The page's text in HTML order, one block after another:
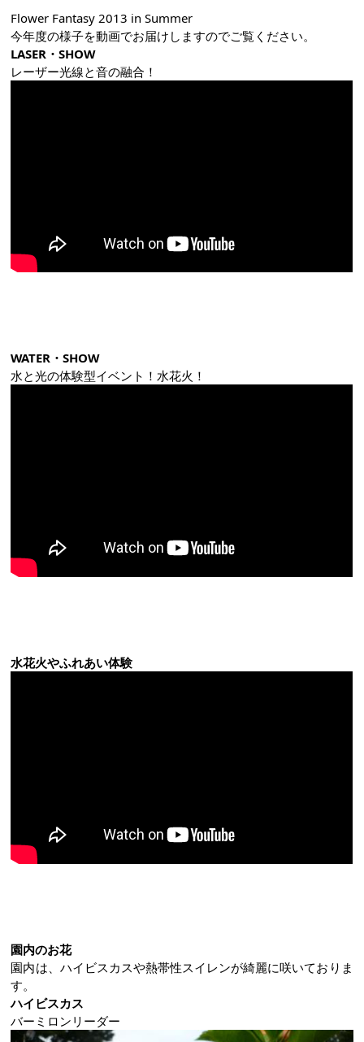
Flower Fantasy 2013 in Summer
今年度の様子を動画でお届けしますのでご覧ください。
LASER・SHOW
レーザー光線と音の融合！
WATER・SHOW
水と光の体験型イベント！水花火！
水花火やふれあい体験
園内のお花
園内は、ハイビスカスや熱帯性スイレンが綺麗に咲いておりま
す。
ハイビスカス
バーミロンリーダー